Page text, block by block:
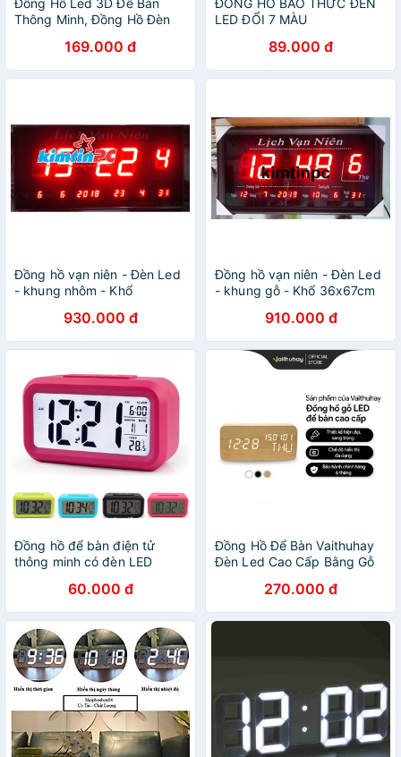
Đồng Hồ Led 3D Để Bàn
Thông Minh, Đồng Hồ Đèn
169.000 đ
ĐỒNG HỒ BÁO THỨC ĐÈN
LED ĐỔI 7 MÀU
89.000 đ
Đồng hồ vạn niên - Đèn Led
- khung nhôm - Khổ
930.000 đ
Đồng hồ vạn niên - Đèn Led
- khung gỗ - Khổ 36x67cm
910.000 đ
Đồng hồ để bàn điện tử
thông minh có đèn LED
60.000 đ
Đồng Hồ Để Bàn Vaithuhay
Đèn Led Cao Cấp Bằng Gỗ
270.000 đ